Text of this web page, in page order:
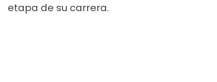
etapa de su carrera.